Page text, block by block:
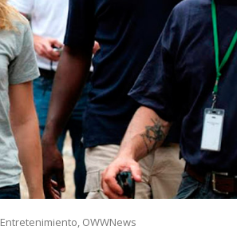
Entretenimiento, OWWNews